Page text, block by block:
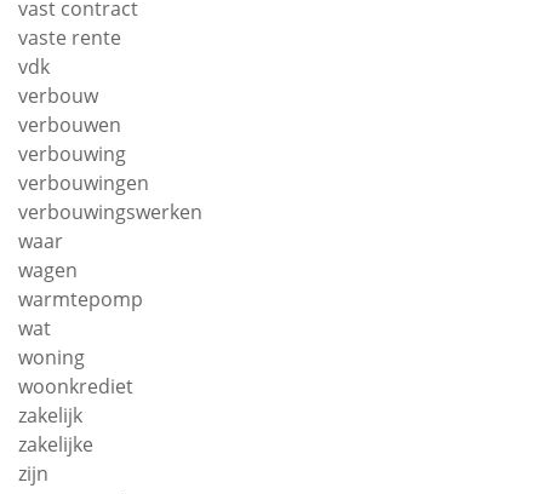
vast contract
vaste rente
vdk
verbouw
verbouwen
verbouwing
verbouwingen
verbouwingswerken
waar
wagen
warmtepomp
wat
woning
woonkrediet
zakelijk
zakelijke
zijn